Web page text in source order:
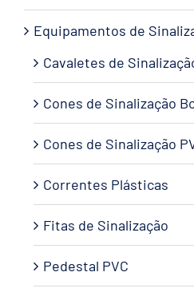
Equipamentos de
Cavaletes de
Cones de Sinalização
Cones de Sinalização
Correntes Plásticas
Fitas de Sinalização
Pedestal PVC